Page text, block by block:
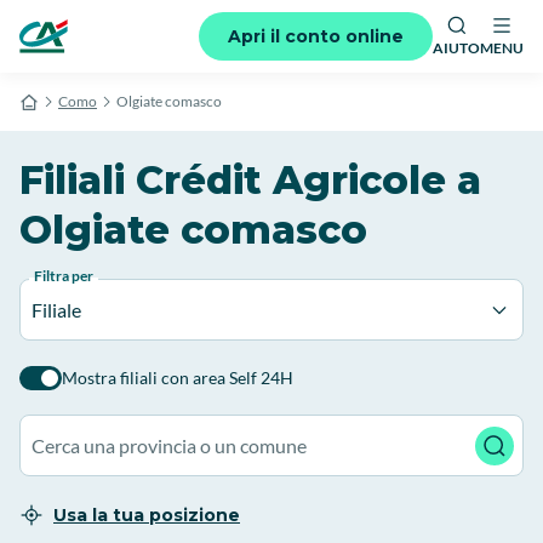
Apri il conto online
AIUTOMENU
Como Olgiate comasco
Filiali Crédit Agricole a
Olgiate comasco
Filtra per
Filiale
Mostra filiali con area Self 24H
Usa la tua posizione